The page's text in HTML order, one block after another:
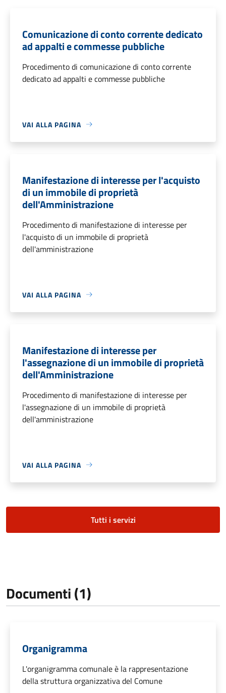
Comunicazione di conto corrente dedicato
ad appalti e commesse pubbliche
Procedimento di comunicazione di conto corrente
dedicato ad appalti e commesse pubbliche
VAI ALLA PAGINA
Manifestazione di interesse per l'acquisto
di un immobile di proprietà
dell'Amministrazione
Procedimento di manifestazione di interesse per
l'acquisto di un immobile di proprietà
dell'amministrazione
VAI ALLA PAGINA
Manifestazione di interesse per
l'assegnazione di un immobile di proprietà
dell'Amministrazione
Procedimento di manifestazione di interesse per
l'assegnazione di un immobile di proprietà
dell'amministrazione
VAI ALLA PAGINA
Tutti i servizi
Documenti (1)
Organigramma
L'organigramma comunale è la rappresentazione
della struttura organizzativa del Comune